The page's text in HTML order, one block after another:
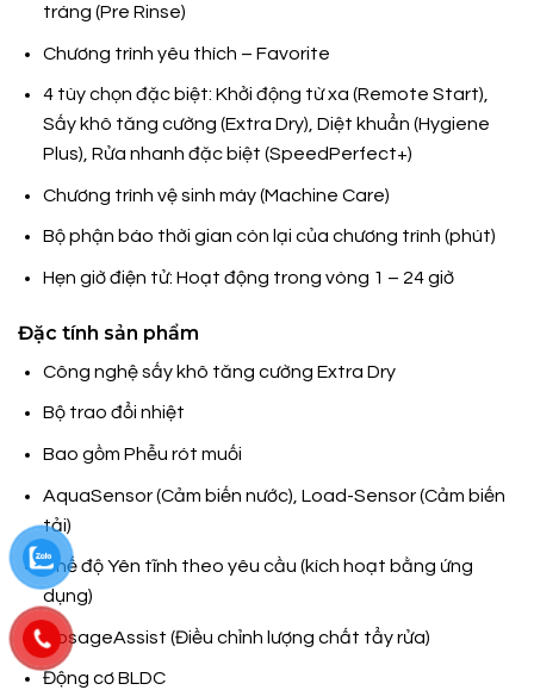
tráng (Pre Rinse)
Chương trình yêu thích – Favorite
4 tùy chọn đặc biệt: Khởi động từ xa (Remote Start),
Sấy khô tăng cường (Extra Dry), Diệt khuẩn (Hygiene
Plus), Rửa nhanh đặc biệt (SpeedPerfect+)
Chương trình vệ sinh máy (Machine Care)
Bộ phận báo thời gian còn lại của chương trình (phút)
Hẹn giờ điện tử: Hoạt động trong vòng 1 – 24 giờ
Đặc tính sản phẩm
Công nghệ sấy khô tăng cường Extra Dry
Bộ trao đổi nhiệt
Bao gồm Phễu rót muối
AquaSensor (Cảm biến nước), Load-Sensor (Cảm biến
tải)
Chế độ Yên tĩnh theo yêu cầu (kích hoạt bằng ứng
dụng)
DosageAssist (Điều chỉnh lượng chất tẩy rửa)
Động cơ BLDC